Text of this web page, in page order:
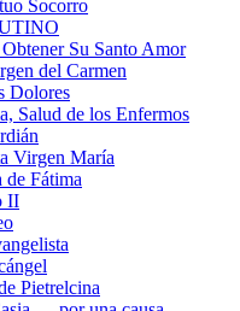
Socorro
Su Santo Amor
del Carmen
Dolores
Salud de los Enfermos
Virgen María
de Fátima
II
Pietrelcina